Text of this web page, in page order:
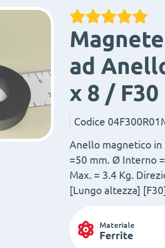
ad
x 8 / F30
Codice
Anello magnetico
=50 mm. Ø Interno
Max. = 3.4 Kg.
[Lungo altezza] [F30]
Materiale
Ferrite